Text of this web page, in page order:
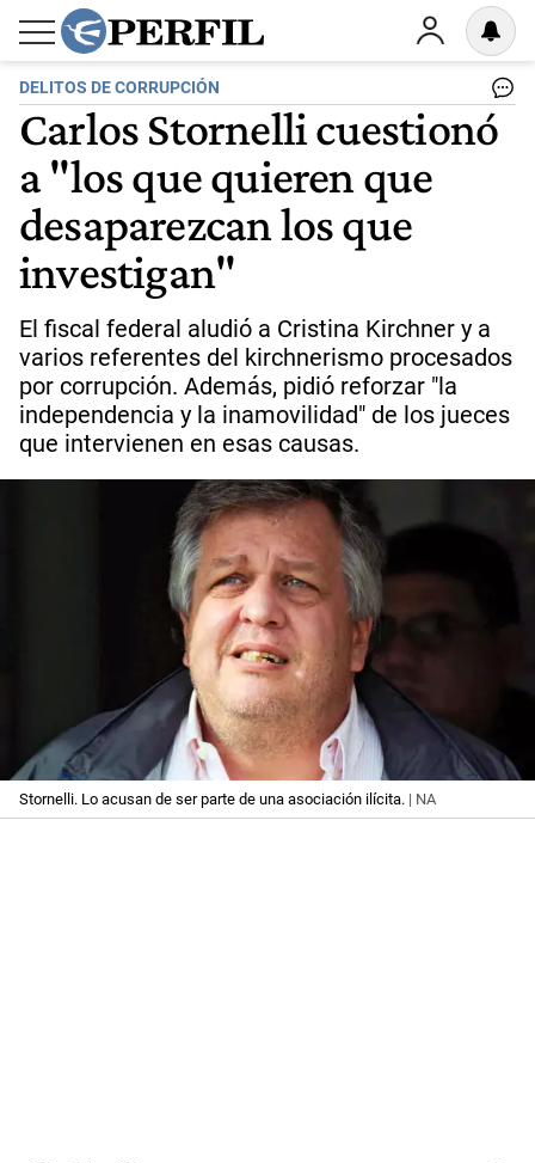
DELITOS DE CORRUPCIÓN
Carlos Stornelli cuestionó
a "los que quieren que
desaparezcan los que
investigan"
El fiscal federal aludió a Cristina Kirchner y a
varios referentes del kirchnerismo procesados
por corrupción. Además, pidió reforzar "la
independencia y la inamovilidad" de los jueces
que intervienen en esas causas.
Stornelli. Lo acusan de ser parte de una asociación ilícita. | NA